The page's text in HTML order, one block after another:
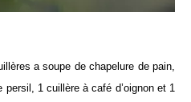
a soupe de chapelure de pain,
1 cuillère à café d’oignon et 1